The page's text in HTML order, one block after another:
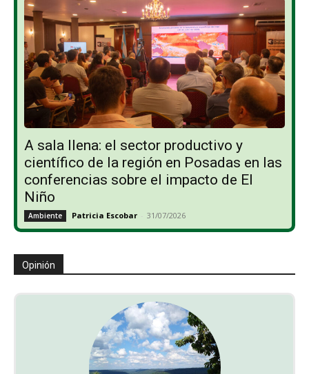
A sala llena: el sector productivo y
científico de la región en Posadas en las
conferencias sobre el impacto de El
Niño
Ambiente Patricia Escobar - 31/07/2026
Opinión